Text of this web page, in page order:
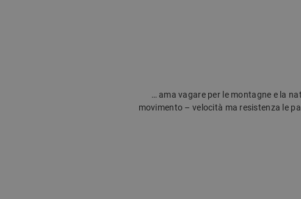
… ama vagare per le montagne e la
movimento – velocità ma resistenza le